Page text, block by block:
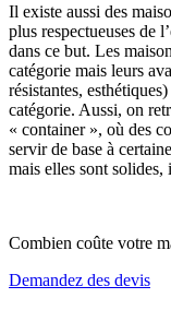
Il existe aussi des
plus respectueuses de
dans ce but. Les
catégorie mais leurs
résistantes,
catégorie. Aussi, on
« container », où des
servir de base à
mais elles sont solides,
Combien coûte votre
Demandez des devis